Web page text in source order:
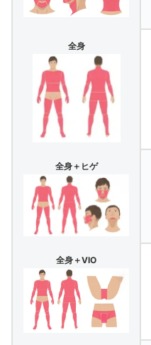
全身
全身＋ヒゲ
全身＋VIO